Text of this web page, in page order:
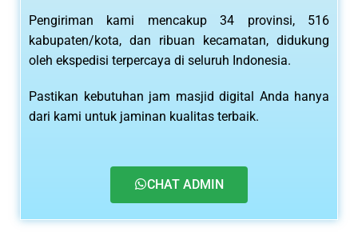
Pengiriman kami mencakup 34 provinsi, 516
kabupaten/kota, dan ribuan kecamatan, didukung
oleh ekspedisi terpercaya di seluruh Indonesia.
Pastikan kebutuhan jam masjid digital Anda hanya
dari kami untuk jaminan kualitas terbaik.
CHAT ADMIN